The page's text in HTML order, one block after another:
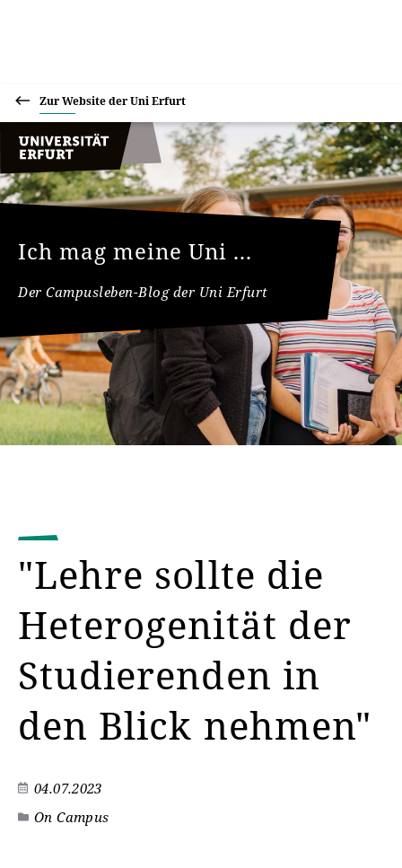
Zur Website der Uni Erfurt
Ich mag meine Uni ...
Der Campusleben-Blog der Uni Erfurt
"Lehre sollte die
Heterogenität der
Studierenden in
den Blick nehmen"
04.07.2023
On Campus